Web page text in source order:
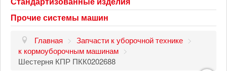
Прочие системы машин
Главная > Запчасти к уборочной технике >
к кормоуборочным машинам >
Шестерня КПР ПКК0202688